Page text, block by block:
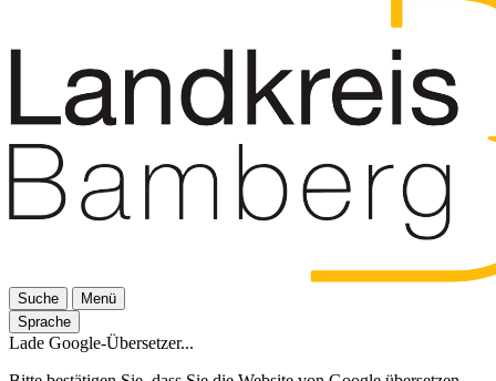
Suche
Menü
Sprache
Lade Google-Übersetzer...